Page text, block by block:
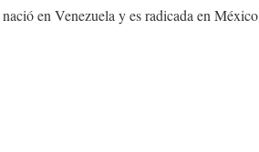
nació en Venezuela y es radicada en México